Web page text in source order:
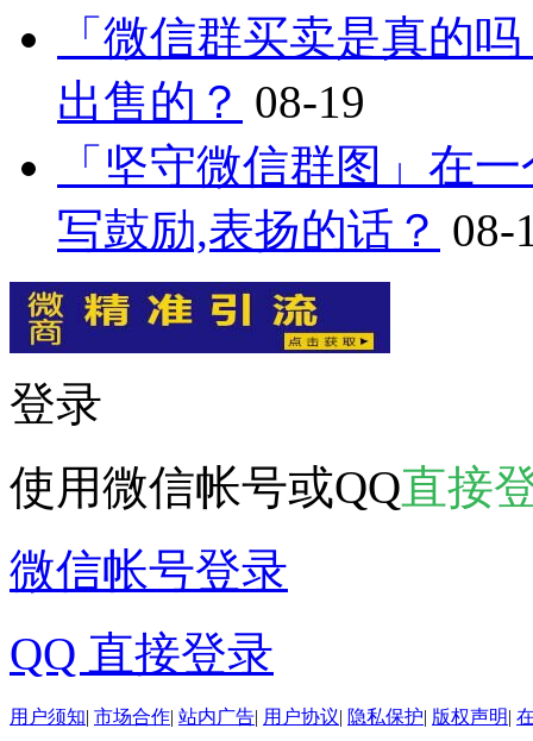
「微信群买卖是真的
出售的？ 08-19
「坚守微信群图」在
写鼓励,表扬的话？ 08-
登录
使用微信帐号或QQ直接
微信帐号登录
QQ 直接登录
用户须知| 市场合作| 站内广告| 用户协议| 隐私保护| 版权声明|